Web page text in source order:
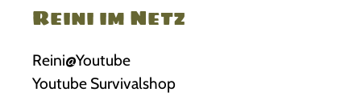
Reini im Netz
Reini@Youtube
Youtube Survivalshop